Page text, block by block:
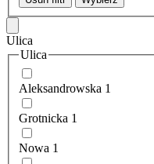
Ulica
Ulica
Aleksandrowska 1
Grotnicka 1
Nowa 1